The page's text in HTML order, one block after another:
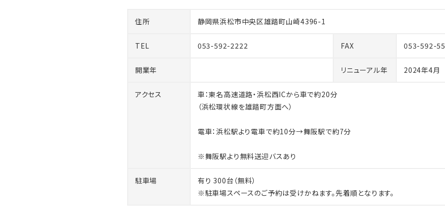
住所 静岡県浜松市中央区雄踏町山崎4396-1
TEL 053-592-2222 FAX 053-592-
開業年 リニューアル年 2024年4月
アクセス
車：東名高速道路・浜松西ICから車で約20分
（浜松環状線を雄踏町方面へ）
電車：浜松駅より電車で約10分→舞阪駅で約7分
※舞阪駅より無料送迎バスあり
駐車場
有り 300台（無料）
※駐車場スペースのご予約は受けかねます。先着順となります。